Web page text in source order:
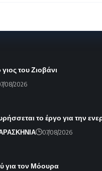
του Ζιοβάνι
08/2026
το έργο για την
07/08/2026
για τον Μόουρα